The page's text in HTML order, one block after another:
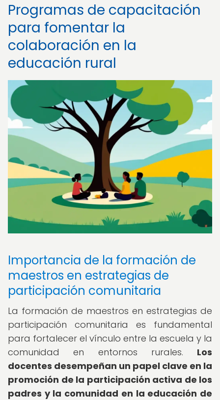
Programas de capacitación
para fomentar la
colaboración en la
educación rural
Importancia de la formación de
maestros en estrategias de
participación comunitaria
La formación de maestros en estrategias de
participación comunitaria es fundamental
para fortalecer el vínculo entre la escuela y la
comunidad en entornos rurales. Los
docentes desempeñan un papel clave en la
promoción de la participación activa de los
padres y la comunidad en la educación de